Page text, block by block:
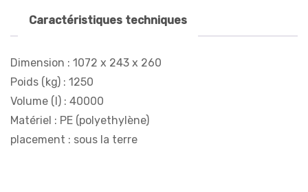
Caractéristiques techniques
Dimension : 1072 x 243 x 260
Poids (kg) : 1250
Volume (l) : 40000
Matériel : PE (polyethylène)
placement : sous la terre